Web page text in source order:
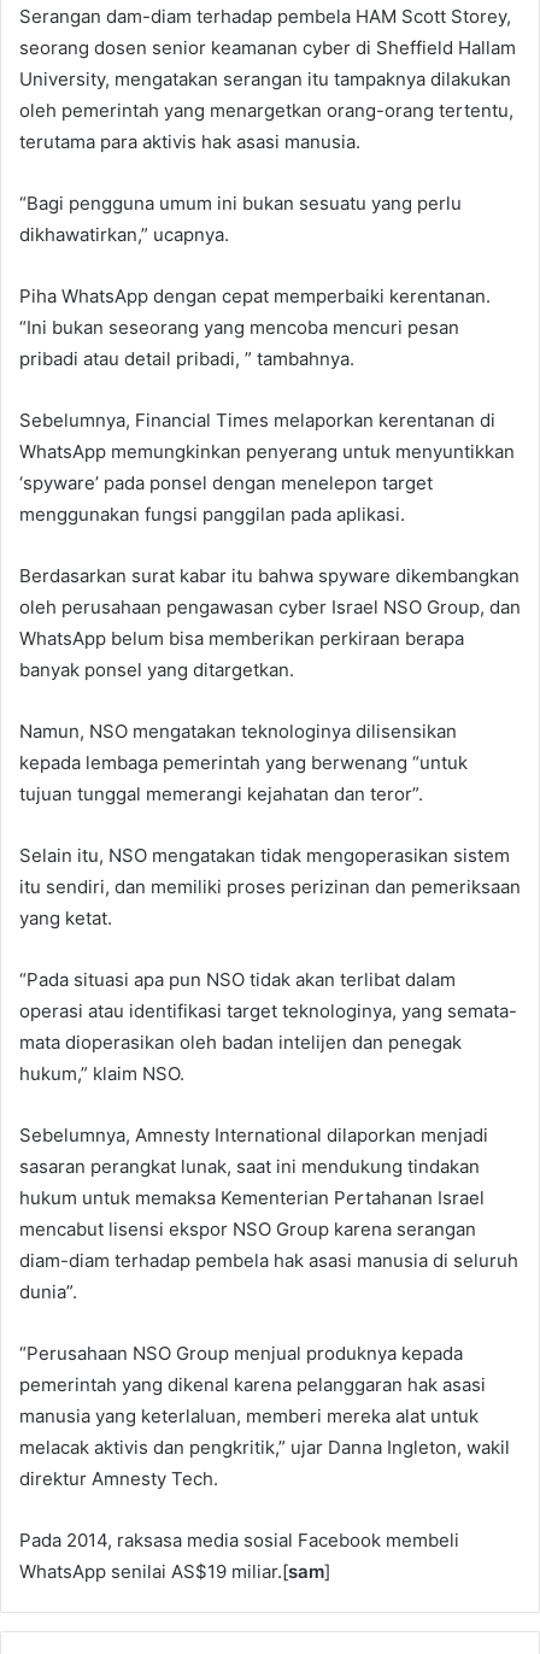
Serangan dam-diam terhadap pembela HAM Scott Storey,
seorang dosen senior keamanan cyber di Sheffield Hallam
University, mengatakan serangan itu tampaknya dilakukan
oleh pemerintah yang menargetkan orang-orang tertentu,
terutama para aktivis hak asasi manusia.
“Bagi pengguna umum ini bukan sesuatu yang perlu
dikhawatirkan,” ucapnya.
Piha WhatsApp dengan cepat memperbaiki kerentanan.
“Ini bukan seseorang yang mencoba mencuri pesan
pribadi atau detail pribadi, ” tambahnya.
Sebelumnya, Financial Times melaporkan kerentanan di
WhatsApp memungkinkan penyerang untuk menyuntikkan
‘spyware’ pada ponsel dengan menelepon target
menggunakan fungsi panggilan pada aplikasi.
Berdasarkan surat kabar itu bahwa spyware dikembangkan
oleh perusahaan pengawasan cyber Israel NSO Group, dan
WhatsApp belum bisa memberikan perkiraan berapa
banyak ponsel yang ditargetkan.
Namun, NSO mengatakan teknologinya dilisensikan
kepada lembaga pemerintah yang berwenang “untuk
tujuan tunggal memerangi kejahatan dan teror”.
Selain itu, NSO mengatakan tidak mengoperasikan sistem
itu sendiri, dan memiliki proses perizinan dan pemeriksaan
yang ketat.
“Pada situasi apa pun NSO tidak akan terlibat dalam
operasi atau identifikasi target teknologinya, yang semata-
mata dioperasikan oleh badan intelijen dan penegak
hukum,” klaim NSO.
Sebelumnya, Amnesty International dilaporkan menjadi
sasaran perangkat lunak, saat ini mendukung tindakan
hukum untuk memaksa Kementerian Pertahanan Israel
mencabut lisensi ekspor NSO Group karena serangan
diam-diam terhadap pembela hak asasi manusia di seluruh
dunia”.
“Perusahaan NSO Group menjual produknya kepada
pemerintah yang dikenal karena pelanggaran hak asasi
manusia yang keterlaluan, memberi mereka alat untuk
melacak aktivis dan pengkritik,” ujar Danna Ingleton, wakil
direktur Amnesty Tech.
Pada 2014, raksasa media sosial Facebook membeli
WhatsApp senilai AS$19 miliar.[sam]